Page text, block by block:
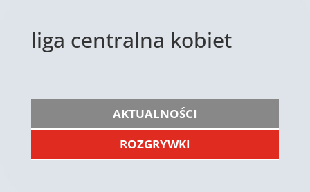
liga centralna kobiet
AKTUALNOŚCI
ROZGRYWKI